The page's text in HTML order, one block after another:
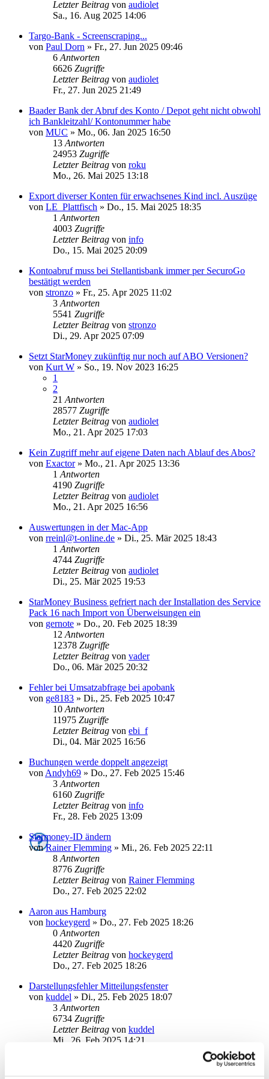
Letzter Beitrag von audiolet
Sa., 16. Aug 2025 14:06
Targo-Bank - Screenscraping...
von Paul Dorn » Fr., 27. Jun 2025 09:46
6 Antworten
6626 Zugriffe
Letzter Beitrag von audiolet
Fr., 27. Jun 2025 21:49
Baader Bank der Abruf des Konto / Depot geht nicht obwohl
ich Bankleitzahl/ Kontonummer habe
von MUC » Mo., 06. Jan 2025 16:50
13 Antworten
24953 Zugriffe
Letzter Beitrag von roku
Mo., 26. Mai 2025 13:18
Export diverser Konten für erwachsenes Kind incl. Auszüge
von LE_Plattfisch » Do., 15. Mai 2025 18:35
1 Antworten
4003 Zugriffe
Letzter Beitrag von info
Do., 15. Mai 2025 20:09
Kontoabruf muss bei Stellantisbank immer per SecuroGo
bestätigt werden
von stronzo » Fr., 25. Apr 2025 11:02
3 Antworten
5541 Zugriffe
Letzter Beitrag von stronzo
Di., 29. Apr 2025 07:09
Setzt StarMoney zukünftig nur noch auf ABO Versionen?
von Kurt W » So., 19. Nov 2023 16:25
1
2
21 Antworten
28577 Zugriffe
Letzter Beitrag von audiolet
Mo., 21. Apr 2025 17:03
Kein Zugriff mehr auf eigene Daten nach Ablauf des Abos?
von Exactor» Mo., 21. Apr 2025 13:36
1 Antworten
4190 Zugriffe
Letzter Beitrag von audiolet
Mo., 21. Apr 2025 16:56
Auswertungen in der Mac-App
von rreinl@t-online.de » Di., 25. Mär 2025 18:43
1 Antworten
4744 Zugriffe
Letzter Beitrag von audiolet
Di., 25. Mär 2025 19:53
StarMoney Business gefriert nach der Installation des Service
Pack 16 nach Import von Überweisungen ein
von gernote » Do., 20. Feb 2025 18:39
12 Antworten
12378 Zugriffe
Letzter Beitrag von vader
Do., 06. Mär 2025 20:32
Fehler bei Umsatzabfrage bei apobank
von ge8183 » Di., 25. Feb 2025 10:47
10 Antworten
11975 Zugriffe
Letzter Beitrag von ebi_f
Di., 04. Mär 2025 16:56
Buchungen werde doppelt angezeigt
von Andyh69 » Do., 27. Feb 2025 15:46
3 Antworten
6160 Zugriffe
Letzter Beitrag von info
Fr., 28. Feb 2025 13:09
Starmoney-ID ändern
vonRainer Flemming » Mi., 26. Feb 2025 22:11
8 Antworten
8776 Zugriffe
Letzter Beitrag von Rainer Flemming
Do., 27. Feb 2025 22:02
Aaron aus Hamburg
von hockeygerd » Do., 27. Feb 2025 18:26
0 Antworten
4420 Zugriffe
Letzter Beitrag von hockeygerd
Do., 27. Feb 2025 18:26
Darstellungsfehler Mitteilungsfenster
von kuddel » Di., 25. Feb 2025 18:07
3 Antworten
6734 Zugriffe
Letzter Beitrag von kuddel
Mi., 26. Feb 2025 14:21